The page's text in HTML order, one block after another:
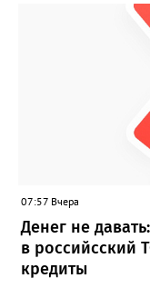
улыбок»; загрузить
одного человека,
одном кадре;
связанных с
добавить подписи к
из них, указать
проекта», -
может быть
визуального архива
пригласить на
«Карту улыбок»,
опубликовать в
получат все, кто
07:57 Вчера
Денег не
в российсский
кредиты